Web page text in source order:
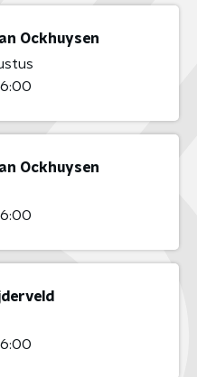
Ockhuysen
Ockhuysen